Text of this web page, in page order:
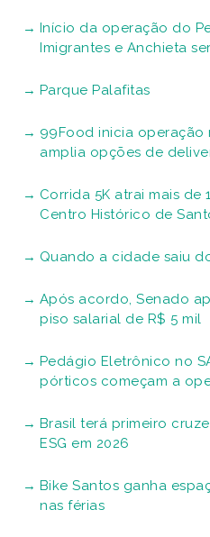
Início da operação do
Imigrantes e Anchieta
Parque Palafitas
99Food inicia operação
amplia opções de
Corrida 5K atrai mais
Centro Histórico de
Quando a cidade saiu
Após acordo, Senado
piso salarial de R$ 5 mil
Pedágio Eletrônico no
pórticos começam a
Brasil terá primeiro
ESG em 2026
Bike Santos ganha
nas férias